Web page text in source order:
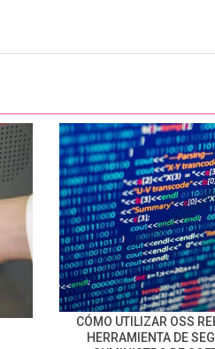
CÓMO UTILIZAR OSS
HERRAMIENTA DE